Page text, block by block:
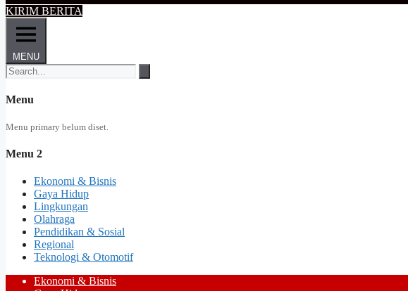
KIRIM BERITA
MENU
Menu
Menu primary belum diset.
Menu 2
Ekonomi & Bisnis
Gaya Hidup
Lingkungan
Olahraga
Pendidikan & Sosial
Regional
Teknologi & Otomotif
Ekonomi & Bisnis